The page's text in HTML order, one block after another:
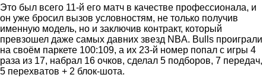
Это был всего 11-й его матч в качестве профессионала, и
он уже бросил вызов условностям, не только получив
именную модель, но и заключив контракт, который
превзошел даже самых давних звезд NBA. Bulls проиграли
на своём паркете 100:109, а их 23-й номер попал с игры 4
раза из 17, набрал 16 очков, сделал 5 подборов, 7 передач,
5 перехватов + 2 блок-шота.